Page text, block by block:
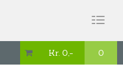
 Kr. 0,- 0